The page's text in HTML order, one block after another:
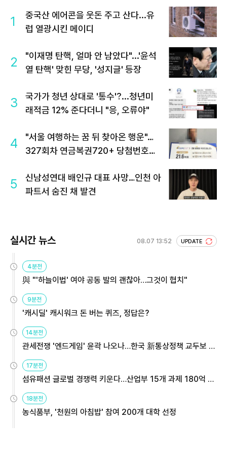
1
중국산 에어콘을 웃돈 주고 산다...유
럽 열광시킨 메이디
2
"이재명 탄핵, 얼마 안 남았다"...'윤석
열 탄핵' 맞힌 무당, '성지글' 등장
3
국가가 청년 상대로 '통수'?...청년미
래적금 12% 준다더니 "응, 오류야"
4
"서울 여행하는 꿈 뒤 찾아온 행운"…
327회차 연금복권720+ 당첨번호조
5
신남성연대 배인규 대표 사망…인천 아
파트서 숨진 채 발견
실시간 뉴스 08.07 13:52 UPDATE
4분전
與 "'하늘이법' 여야 공동 발의 괜찮아…그것이 협치"
9분전
'캐시딜' 캐시워크 돈 버는 퀴즈, 정답은?
14분전
관세전쟁 '엔드게임' 윤곽 나오나…한국 新통상정책 교두보 활
17분전
섬유패션 글로벌 경쟁력 키운다…산업부 15개 과제 180억 지
18분전
농식품부, '천원의 아침밥' 참여 200개 대학 선정